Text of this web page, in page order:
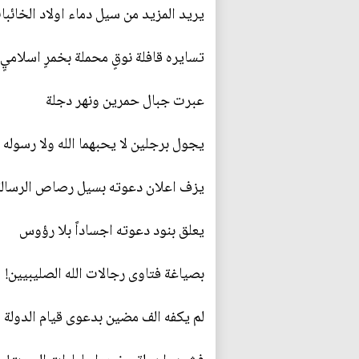
يريد المزيد من سيل دماء اولاد
تسايره قافلة نوقٍ محملة بخمرٍ
عبرت جبال حمرين ونهر دجلة
يجول برجلين لا يحبهما الله ولا رسوله
يزف اعلان دعوته بسيل رصاص
يعلق بنود دعوته اجساداً بلا رؤوس
بصياغة فتاوى رجالات الله الصليبيين!
لم يكفه الف مضين بدعوى قيام الدولة